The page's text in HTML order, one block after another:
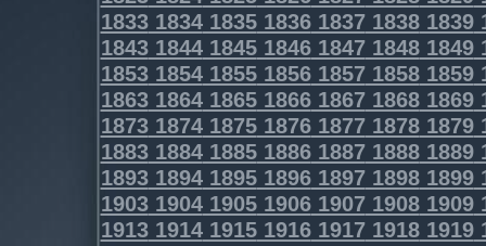
1833183418351836183718381839
1843184418451846184718481849
1853185418551856185718581859
1863186418651866186718681869
1873187418751876187718781879
1883188418851886188718881889
1893189418951896189718981899
1903190419051906190719081909
1913191419151916191719181919